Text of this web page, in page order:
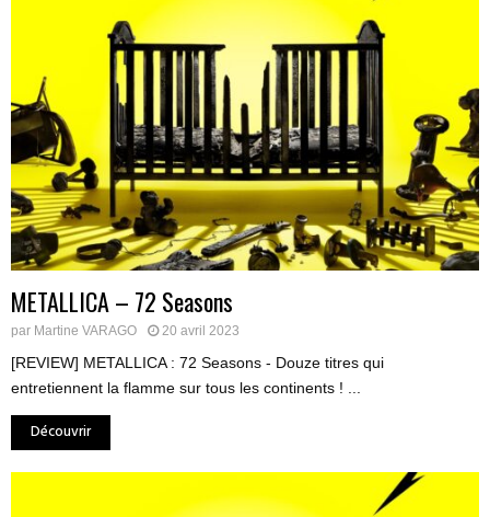
METALLICA – 72 Seasons
par Martine VARAGO 20 avril 2023
[REVIEW] METALLICA : 72 Seasons - Douze titres qui
entretiennent la flamme sur tous les continents ! ...
Découvrir